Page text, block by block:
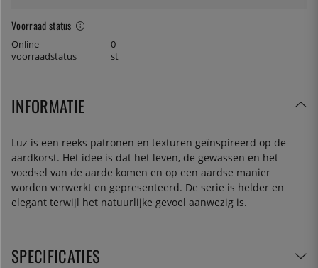
Voorraad status
Online
voorraadstatus
0
st
INFORMATIE
Luz is een reeks patronen en texturen geïnspireerd op de
aardkorst. Het idee is dat het leven, de gewassen en het
voedsel van de aarde komen en op een aardse manier
worden verwerkt en gepresenteerd. De serie is helder en
elegant terwijl het natuurlijke gevoel aanwezig is.
SPECIFICATIES